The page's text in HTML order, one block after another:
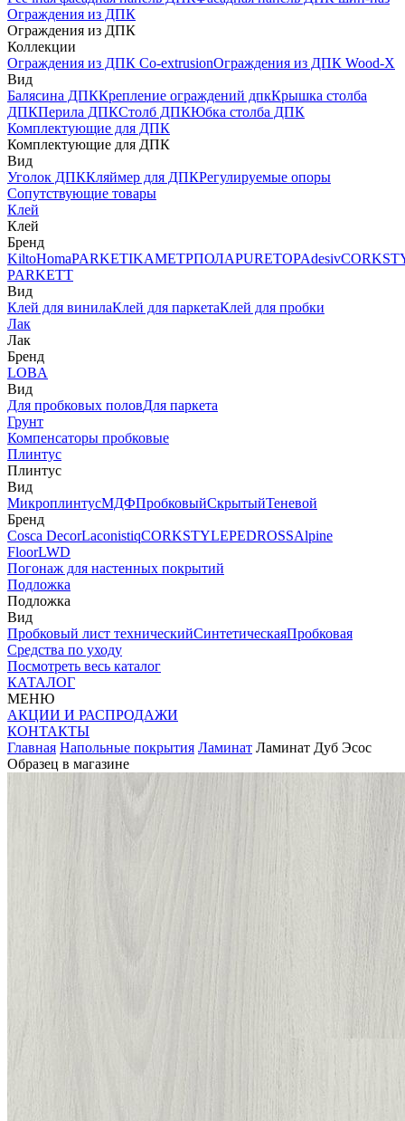
Ограждения из ДПК
Ограждения из ДПК
Коллекции
Ограждения из ДПК Co-extrusionОграждения из ДПК Wood-X
Вид
Балясина ДПККрепление ограждений дпкКрышка столба
ДПКПерила ДПКСтолб ДПКЮбка столба ДПК
Комплектующие для ДПК
Комплектующие для ДПК
Вид
Уголок ДПККляймер для ДПКРегулируемые опоры
Сопутствующие товары
Клей
Клей
Бренд
KiltoHomaPARKETIKAМЕТРПОЛАPURETOPAdesiv
PARKETT
Вид
Клей для винилаКлей для паркетаКлей для пробки
Лак
Лак
Бренд
LOBA
Вид
Для пробковых половДля паркета
Грунт
Компенсаторы пробковые
Плинтус
Плинтус
Вид
МикроплинтусМДФПробковыйСкрытыйТеневой
Бренд
Cosca DecorLaconistiqCORKSTYLEPEDROSSAlpine
FloorLWD
Погонаж для настенных покрытий
Подложка
Подложка
Вид
Пробковый лист техническийСинтетическаяПробковая
Средства по уходу
Посмотреть весь каталог
КАТАЛОГ
МЕНЮ
АКЦИИ И РАСПРОДАЖИ
КОНТАКТЫ
Главная Напольные покрытия Ламинат Ламинат Дуб Эсос
Образец в магазине